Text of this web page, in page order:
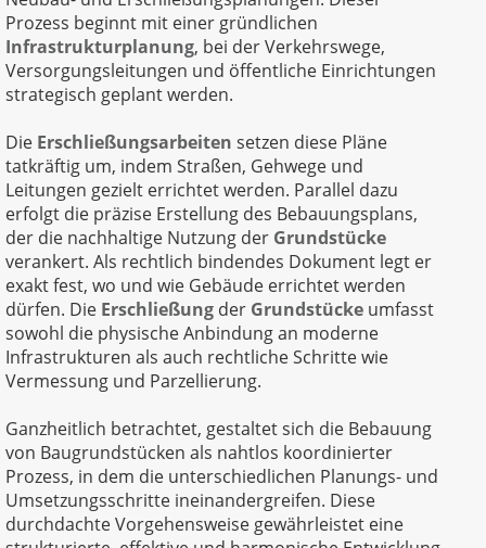
Prozess beginnt mit einer gründlichen
Infrastrukturplanung, bei der Verkehrswege,
Versorgungsleitungen und öffentliche Einrichtungen
strategisch geplant werden.
Die Erschließungsarbeiten setzen diese Pläne
tatkräftig um, indem Straßen, Gehwege und
Leitungen gezielt errichtet werden. Parallel dazu
erfolgt die präzise Erstellung des Bebauungsplans,
der die nachhaltige Nutzung der Grundstücke
verankert. Als rechtlich bindendes Dokument legt er
exakt fest, wo und wie Gebäude errichtet werden
dürfen. Die Erschließung der Grundstücke umfasst
sowohl die physische Anbindung an moderne
Infrastrukturen als auch rechtliche Schritte wie
Vermessung und Parzellierung.
Ganzheitlich betrachtet, gestaltet sich die Bebauung
von Baugrundstücken als nahtlos koordinierter
Prozess, in dem die unterschiedlichen Planungs- und
Umsetzungsschritte ineinandergreifen. Diese
durchdachte Vorgehensweise gewährleistet eine